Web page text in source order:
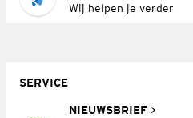
Wij helpen je verder
SERVICE
NIEUWSBRIEF